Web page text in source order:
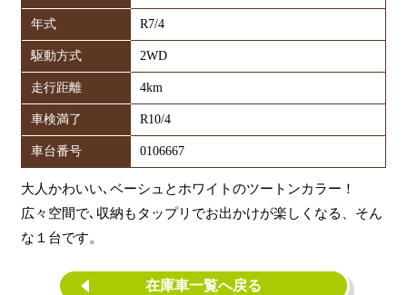
年式 R7/4
駆動方式 2WD
走行距離 4km
車検満了 R10/4
車台番号 0106667
大人かわいい､ベーシュとホワイトのツートンカラー！
広々空間で､収納もタップリでお出かけが楽しくなる、そん
な１台です。
在庫車一覧へ戻る